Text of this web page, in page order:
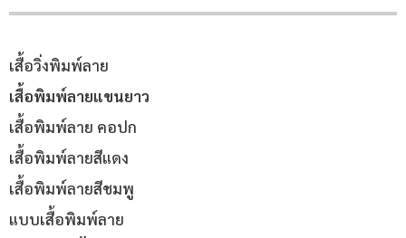
เสื้อวิ่งพิมพ์ลาย
เสื้อพิมพ์ลายแขนยาว
เสื้อพิมพ์ลาย คอปก
เสื้อพิมพ์ลายสีแดง
เสื้อพิมพ์ลายสีชมพู
แบบเสื้อพิมพ์ลาย